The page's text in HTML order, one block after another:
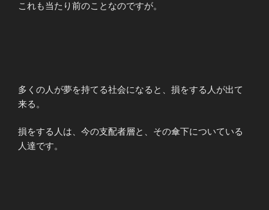
これも当たり前のことなのですが。
多くの人が夢を持てる社会になると、損をする人が出て
来る。
損をする人は、今の支配者層と、その傘下についている
人達です。